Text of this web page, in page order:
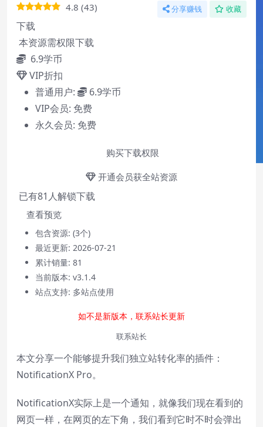
Video Player is loading.
Play
Current Time0:00
/
Duration
Stream TypeLIVE
Seek to live, currently behind liveLIVE
4.8 (43) 分享赚钱 收藏
下载
本资源需权限下载
6.9学币
VIP折扣
普通用户:
6.9学币
VIP会员: 免费
永久会员: 免费
购买下载权限
开通会员获全站资源
已有81 人解锁下载
查看预览
包含资源: (3个)
最近更新: 2026-07-21
累计销量: 81
当前版本: v3.1.4
站点支持: 多站点使用
如不是新版本，联系站长更新
联系站长
本文分享一个能够提升我们独立站转化率的插件：
NotificationX Pro。
NotificationX实际上是一个通知，就像我们现在看到的
网页一样，在网页的左下角，我们看到它时不时会弹出